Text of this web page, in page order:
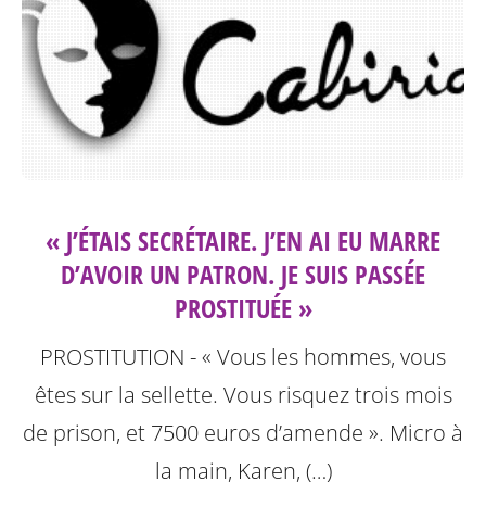
« J’ÉTAIS SECRÉTAIRE. J’EN AI EU MARRE
D’AVOIR UN PATRON. JE SUIS PASSÉE
PROSTITUÉE »
PROSTITUTION - « Vous les hommes, vous
êtes sur la sellette. Vous risquez trois mois
de prison, et 7500 euros d’amende ». Micro à
la main, Karen, (…)